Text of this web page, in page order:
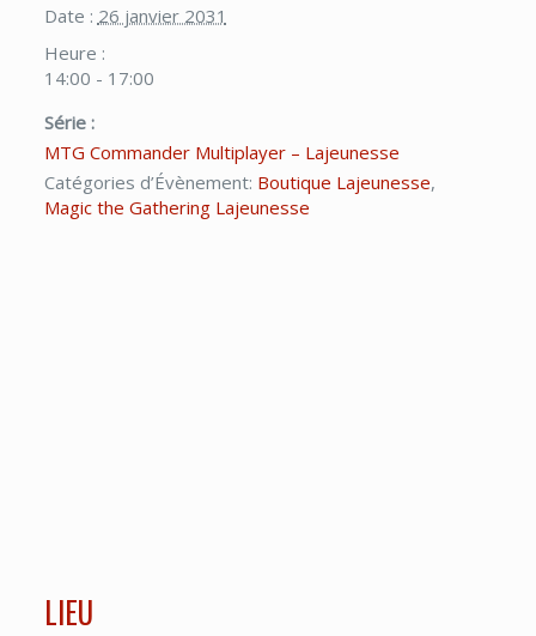
Date : 26 janvier 2031
Heure :
14:00 - 17:00
Série :
MTG Commander Multiplayer – Lajeunesse
Catégories d’Évènement: Boutique Lajeunesse,
Magic the Gathering Lajeunesse
LIEU